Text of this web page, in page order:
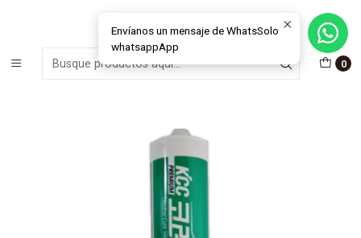
0
MÁS DE 15 AÑOS FABRICANDO E INSTALANDO SOLUCIONES DE
CRISTAL Y VENTANAS
Inicio Materiales e Insumos Ventanas
Silicona embero
Envíanos un mensaje de WhatsSolo
whatsappApp